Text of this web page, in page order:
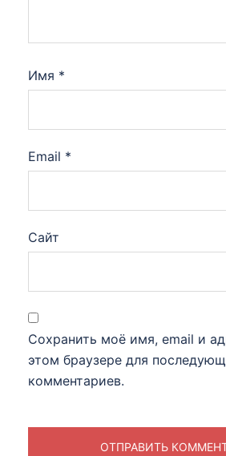
Имя *
Email *
Сайт
Сохранить моё имя, email и
этом браузере для
комментариев.